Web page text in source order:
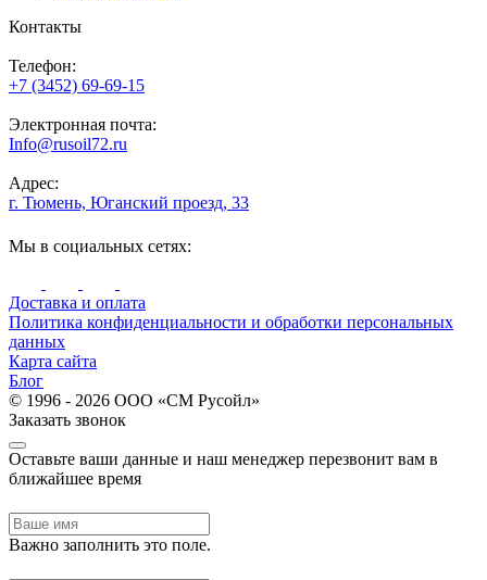
Контакты
Телефон:
+7 (3452) 69-69-15
Электронная почта:
Info@rusoil72.ru
Адрес:
г. Тюмень, Юганский проезд, 33
Мы в социальных сетях:
Доставка и оплата
Политика конфиденциальности и обработки персональных
данных
Карта сайта
Блог
© 1996 - 2026 ООО «СМ Русойл»
Заказать звонок
Оставьте ваши данные и наш менеджер перезвонит вам в
ближайшее время
Важно заполнить это поле.